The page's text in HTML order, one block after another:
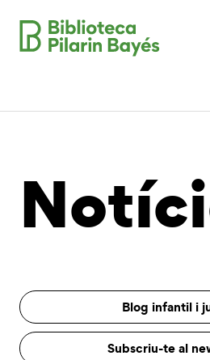
Blog infantil i
Subscriu-te al